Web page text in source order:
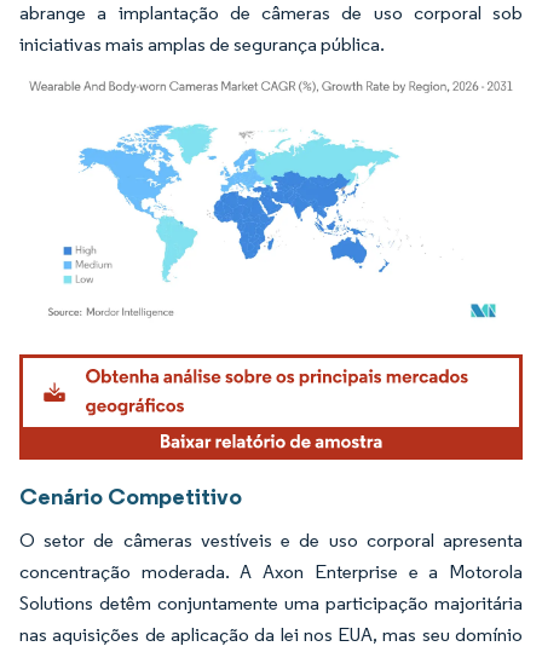
abrange a implantação de câmeras de uso corporal sob
iniciativas mais amplas de segurança pública.
Imagem © Mordor Intelligence. O reuso requer atribuição conforme CC BY 4.0.
Cenário Competitivo
O setor de câmeras vestíveis e de uso corporal apresenta
concentração moderada. A Axon Enterprise e a Motorola
Solutions detêm conjuntamente uma participação majoritária
nas aquisições de aplicação da lei nos EUA, mas seu domínio